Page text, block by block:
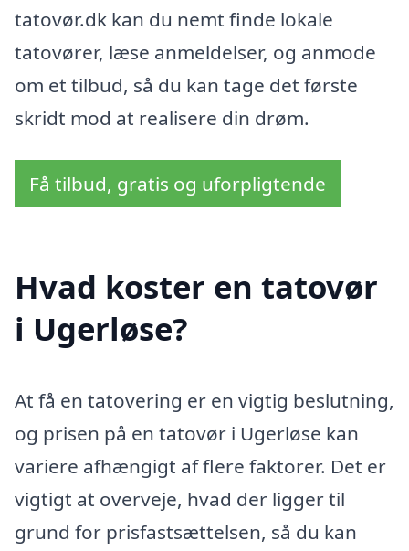
tatovør.dk kan du nemt finde lokale
tatovører, læse anmeldelser, og anmode
om et tilbud, så du kan tage det første
skridt mod at realisere din drøm.
Få tilbud, gratis og uforpligtende
Hvad koster en tatovør
i Ugerløse?
At få en tatovering er en vigtig beslutning,
og prisen på en tatovør i Ugerløse kan
variere afhængigt af flere faktorer. Det er
vigtigt at overveje, hvad der ligger til
grund for prisfastsættelsen, så du kan